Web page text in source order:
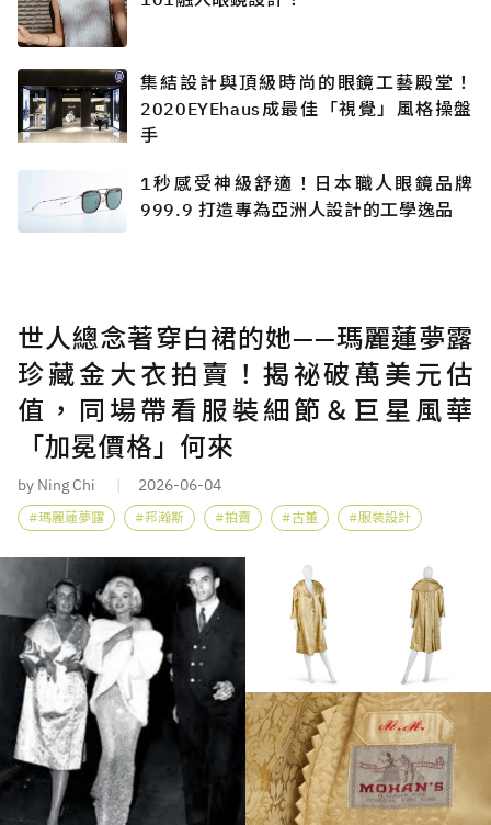
集結設計與頂級時尚的眼鏡工藝殿堂！
2020EYEhaus成最佳「視覺」風格操盤
手
1秒感受神級舒適！日本職人眼鏡品牌
999.9 打造專為亞洲人設計的工學逸品
世人總念著穿白裙的她——瑪麗蓮夢露
珍藏金大衣拍賣！揭祕破萬美元估
值，同場帶看服裝細節＆巨星風華
「加冕價格」何來
by Ning Chi 2026-06-04
瑪麗蓮夢露 邦瀚斯 拍賣 古董 服裝設計